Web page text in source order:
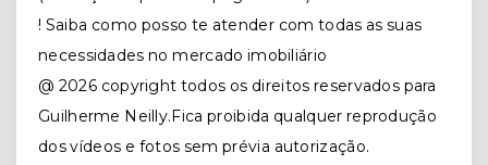
! Saiba como posso te atender com todas as suas
necessidades no mercado imobiliário
@ 2026 copyright todos os direitos reservados para
Guilherme Neilly.Fica proibida qualquer reprodução
dos vídeos e fotos sem prévia autorização.